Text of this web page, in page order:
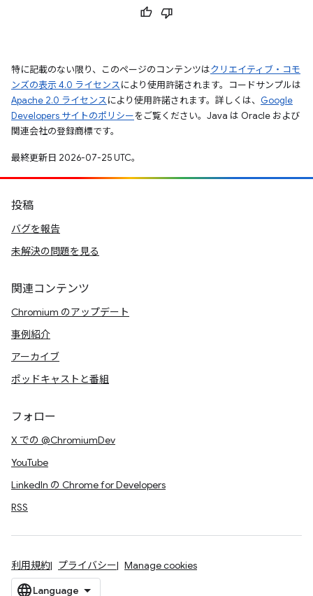
特に記載のない限り、このページのコンテンツはクリエイティブ・コモ
ンズの表示 4.0 ライセンスにより使用許諾されます。コードサンプルは
Apache 2.0 ライセンスにより使用許諾されます。詳しくは、 Google
Developers サイトのポリシーをご覧ください。Java は Oracle および
関連会社の登録商標です。
最終更新日 2026-07-25 UTC。
投稿
バグを報告
未解決の問題を見る
関連コンテンツ
Chromium のアップデート
事例紹介
アーカイブ
ポッドキャストと番組
フォロー
X での @ChromiumDev
YouTube
LinkedIn の Chrome for Developers
RSS
利用規約 プライバシー Manage cookies